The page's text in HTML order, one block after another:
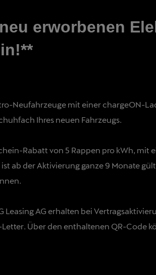
erworbenen
Neufahrzeuge mit einer chargeON-
Ihres neuen Fahrzeugs.
Rabatt von 5 Rappen pro kWh, mit
ab der Aktivierung ganze 9 Monate
Leasing AG erhalten bei
Über den enthaltenen QR-Code